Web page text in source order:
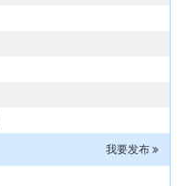
我要发布